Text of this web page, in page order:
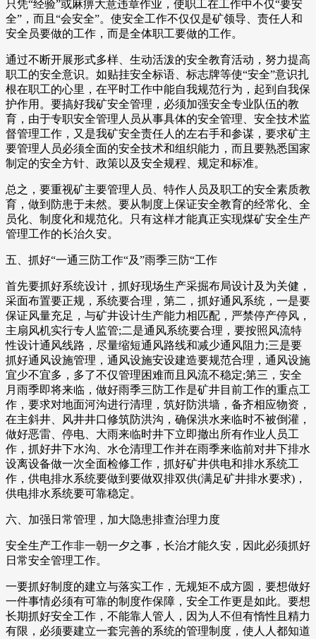
只凭“经验”或麻痹大意违章作业，使职工在工作中不仅“要安
全”，而且“会安全”。使安全工作不仅仅是矿领导、责任人和
安全员要做的工作，而是全体职工要做的工作。
通过不断开展形式多样、生动活泼的安全教育活动，努力提高
职工的安全意识。如贴挂安全标语、标志牌等使“安全”意识扎
根在职工的心里，在平时工作中能自我规范行为，起到自我保
护作用。要搞好我矿安全管理，必须加强安全专业队伍的教
育，由于专职安全管理人员从事具体的安全管理、安全技术监
督管理工作，又是我矿安全责任人的左右手和参谋，要求矿主
要管理人员必须全面的安全技术和组织能力，而且要熟悉国家
制定的安全方针、政策以及安全规程、规定和标准。
总之，要重视矿主要管理人员、特作人员及职工的安全素质教
育，做到防患于未然。要从制度上保证安全教育的经常化、全
员化、制度化和规范化。只有这样才能真正实现煤矿安全生产
管理工作的长治久安。
五、抓好“一通三防工作“及”雨季三防“工作
首先要抓好系统设计，抓好现场生产采掘布局设计及为关健，
采面布置要正规，系统要合理，第二，抓好通风系统，一是要
保证风量充足，与矿井设计生产能力相匹配，严禁停产停风，
主扇风机实行专人监管;二是通风系统要合理，要按照风流特
性设计通风线路，尽量缩短通风路线和减少通风阻力;三是要
抓好通风设施管理，通风设施安设建造要规范合理，通风设施
宜少不宜多，多了不仅管理困难而且风流不稳定;第三，安全
月雨季即将来临，做好雨季三防工作是矿井目前工作的重点工
作，要求对地面河沟进行清理，筑好防洪墙，备齐相应物资，
在主斜井、风井井口修筑防洪沟，确保洪水来临时不被倒灌，
做好恶雷、停电、大雨来临时井下立即撤出所有作业人员工
作，抓好井下水沟、水仓清理工作并在雨季来临前对井下排水
设离设备做一次全面检修工作，抓好矿井供电和排水系统工
作，供电排水系统要做到要做双排双供(满足矿井排水要求)，
供电排水系统要可靠稳定。
六、加强日常管理，加大隐患排查治理力度
安全生产工作非一朝一夕之事，长治才能久安，因此必须抓好
日常安全管理工作。
一要抓好制度的建立与落实工作，无规矩不成方圆，要想做好
一件事情必须有可靠的制度作保障，安全工作更是如此。要想
长期抓好安全工作，不能靠人管人，因为人不但有惰性且精力
有限，必须要建立一套完善的系统的管理制度，使人人都知道